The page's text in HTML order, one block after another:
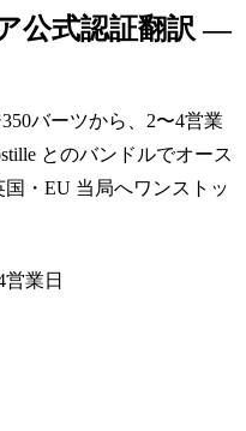
公式認証翻訳 —
バーツから、2〜4営業
とのバンドルでオース
・EU 当局へワンストッ
営業日